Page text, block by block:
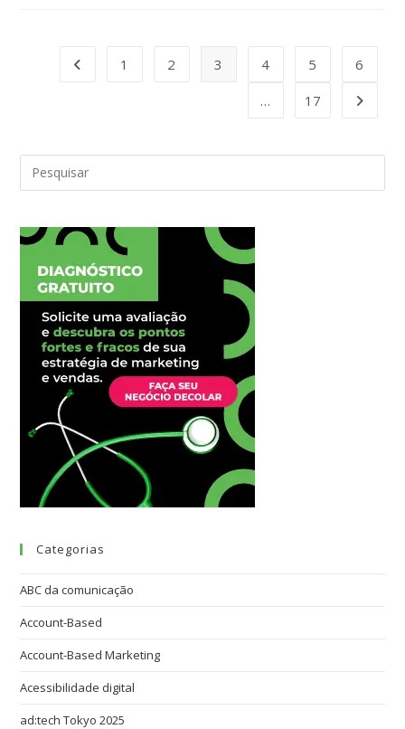
1 2 3 4 5
6
…
17
Categorias
ABC da comunicação
Account-Based
Account-Based Marketing
Acessibilidade digital
ad:tech Tokyo 2025